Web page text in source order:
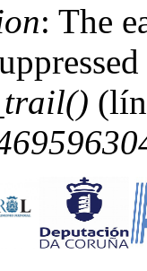
: The